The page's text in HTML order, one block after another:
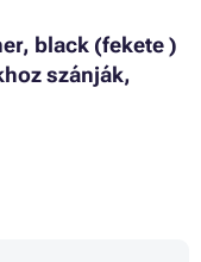
black (fekete )
szánják,